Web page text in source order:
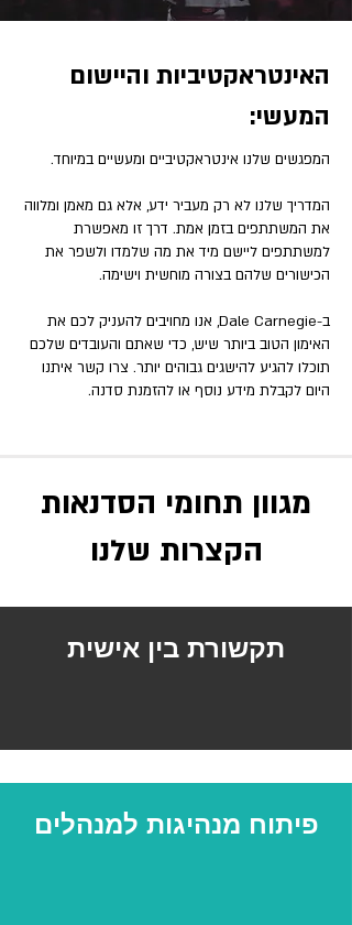
האינטראקטיביות והיישום
המעשי:
המפגשים שלנו אינטראקטיביים ומעשיים במיוחד.
המדריך שלנו לא רק מעביר ידע, אלא גם מאמן ומלווה
את המשתתפים בזמן אמת. דרך זו מאפשרת
למשתתפים ליישם מיד את מה שלמדו ולשפר את
הכישורים שלהם בצורה מוחשית וישימה.
ב-Dale Carnegie, אנו מחויבים להעניק לכם את
האימון הטוב ביותר שיש, כדי שאתם והעובדים שלכם
תוכלו להגיע להישגים גבוהים יותר. צרו קשר איתנו
היום לקבלת מידע נוסף או להזמנת סדנה.
מגוון תחומי הסדנאות
הקצרות שלנו
תקשורת בין אישית
פיתוח מנהיגות למנהלים